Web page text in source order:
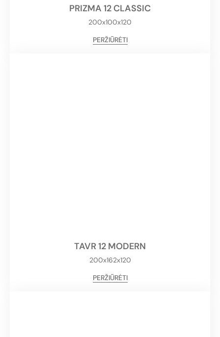
PRIZMA 12 CLASSIC
200x100x120
PERŽIŪRĖTI
TAVR 12 MODERN
200x162x120
PERŽIŪRĖTI